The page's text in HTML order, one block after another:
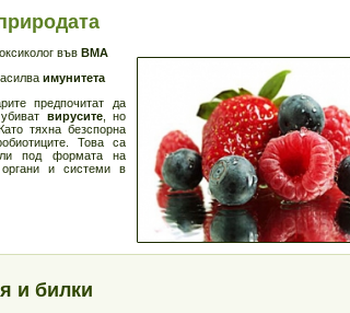
във ВМА
имунитета
предпочитат да
вирусите, но
тяхна безспорна
Това са
под формата на
органи и системи в
и билки